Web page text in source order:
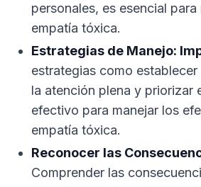
personales, es esencial para
empatía tóxica.
Estrategias de Manejo:
estrategias como
la atención plena y priorizar
efectivo para manejar los
empatía tóxica.
Reconocer las
Comprender las